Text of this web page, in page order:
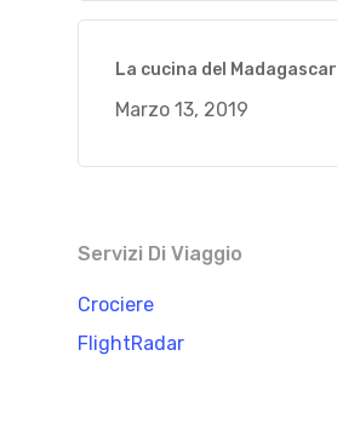
La cucina del Madagascar
Marzo 13, 2019
Servizi Di Viaggio
Crociere
FlightRadar